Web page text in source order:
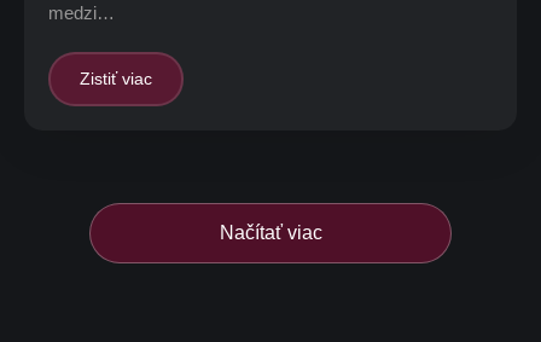
medzi…
Zistiť viac
Načítať viac